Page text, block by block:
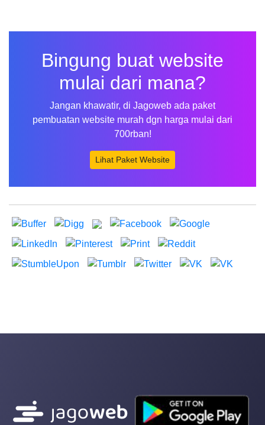
Bingung buat website
mulai dari mana?
Jangan khawatir, di Jagoweb ada paket
pembuatan website murah dgn harga mulai dari
700rban!
Lihat Paket Website